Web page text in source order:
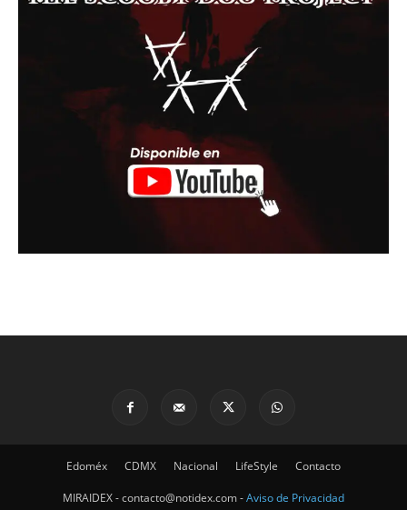
Edoméx CDMX Nacional LifeStyle Contacto
MIRAIDEX - contacto@notidex.com -Aviso de Privacidad